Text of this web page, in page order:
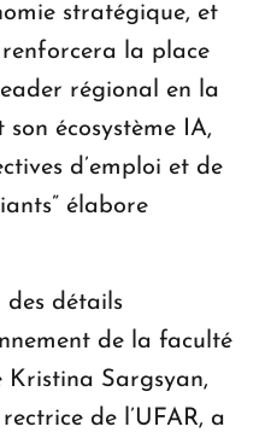
stratégique, et
renforcera la place
régional en la
écosystème IA,
d’emploi et de
élabore
détails
de la faculté
Kristina Sargsyan,
de l’UFAR, a